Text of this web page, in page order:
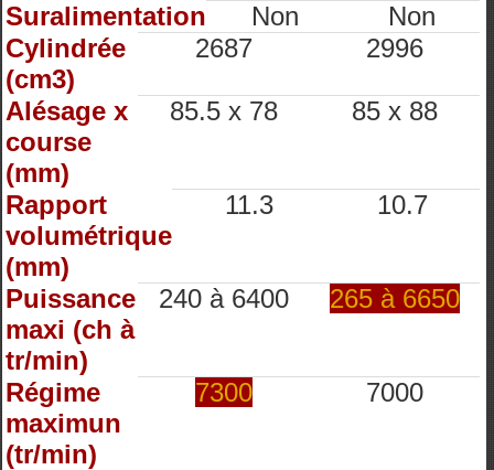
Suralimentation Non
Non
Cylindrée
(cm3)
2687 2996
Alésage x
course
(mm)
85.5 x 78 85 x 88
Rapport
volumétrique
(mm)
11.3 10.7
Puissance
maxi (ch à
tr/min)
240 à 6400 265 à 6650
Régime
maximun
(tr/min)
7300 7000